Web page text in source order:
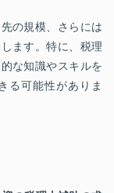
の規模、さらには
ます。特に、税理
な知識やスキルを
る可能性がありま